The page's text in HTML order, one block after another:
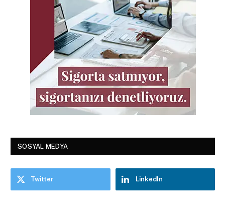
SOSYAL MEDYA
Twitter LinkedIn